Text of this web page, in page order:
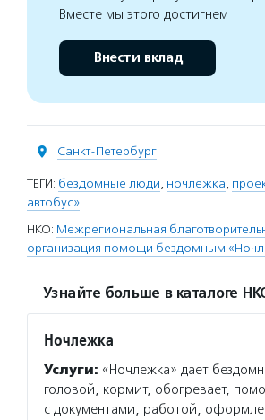
Вместе мы этого достигнем
Внести вклад
Санкт-Петербург
ТЕГИ: бездомные люди, ночлежка,
автобус»
НКО: Межрегиональная
организация помощи бездомным
Узнайте больше в каталоге
Ночлежка
Услуги: «Ночлежка» дает
головой, кормит, обогревает,
с документами, работой,